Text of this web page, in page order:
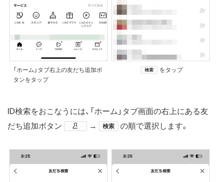
「ホーム」タブ右上の友だち追加ボ
タンをタップ
検索 をタップ
ID検索をおこなうには、「ホーム」タブ画面の右上にある友
だち追加ボタン
→ 検索 の順で選択します。